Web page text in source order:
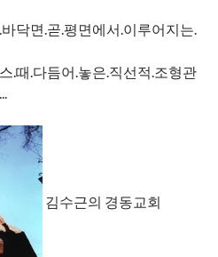
닥면.곧.평면에서.이루어지는.
.때.다듬어.놓은.직선적.조형관
김수근의 경동교회